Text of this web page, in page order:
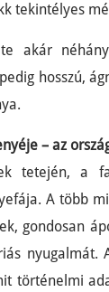
tekintélyes
akár
hosszú,
– az
tetején, a
A több
gondosan
történelmi